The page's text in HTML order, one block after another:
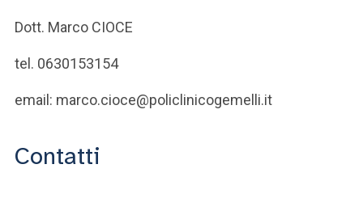
Dott. Marco CIOCE
tel. 0630153154
email: marco.cioce@policlinicogemelli.it
Contatti